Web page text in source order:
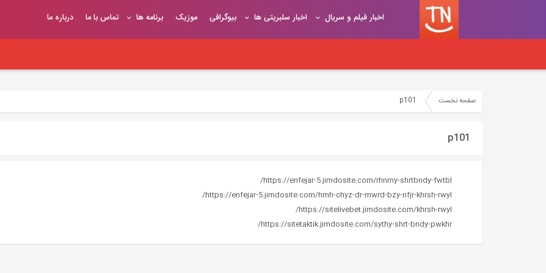
اخبار فیلم و سریال اخبار سلبریتی ها بیوگرافی موزیک برنامه ها تماس با ما درباره ما
صفحه نخست p101
p101
https://enfejar-5.jimdosite.com/rhnmy-shrtbndy-fwtbl/
https://enfejar-5.jimdosite.com/hmh-chyz-dr-mwrd-bzy-nfjr-khrsh-rwyl/
https://sitelivebet.jimdosite.com/khrsh-rwyl/
https://sitetaktik.jimdosite.com/sythy-shrt-bndy-pwkhr/